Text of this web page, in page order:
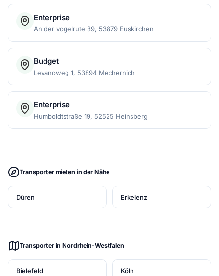
Enterprise
An der vogelrute 39, 53879 Euskirchen
Budget
Levanoweg 1, 53894 Mechernich
Enterprise
Humboldtstraße 19, 52525 Heinsberg
Transporter mieten in der Nähe
Düren Erkelenz
Transporter in Nordrhein-Westfalen
Bielefeld Köln